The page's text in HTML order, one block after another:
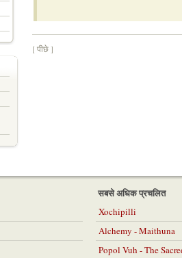
[ पीछे ]
सबसे अधिक प्रचलित
Xochipilli
Alchemy - Maithuna
Popol Vuh - The